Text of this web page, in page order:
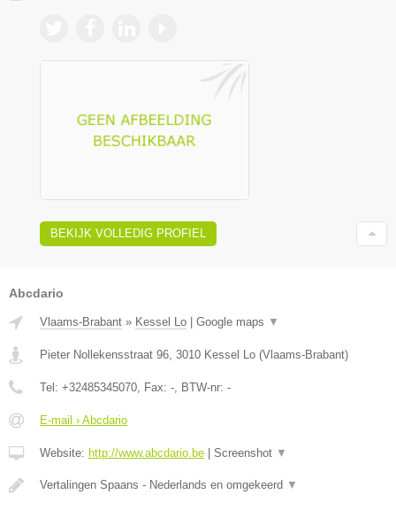
BEKIJK VOLLEDIG PROFIEL
Abcdario
Vlaams-Brabant » Kessel Lo Google maps ▼
Pieter Nollekensstraat 96, 3010 Kessel Lo (Vlaams-Brabant)
Tel: +32485345070, Fax: -, BTW-nr: -
E-mail › Abcdario
Website: http://www.abcdario.be Screenshot ▼
Vertalingen Spaans - Nederlands en omgekeerd ▼